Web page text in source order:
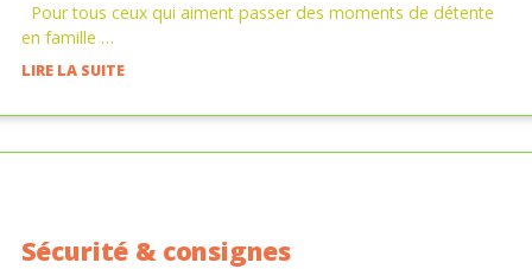
Pour tous ceux qui aiment passer des moments de détente
en famille …
LIRE LA SUITE
Sécurité & consignes